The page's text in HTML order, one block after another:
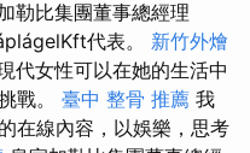
勒比集團董事總經理
代表。 新竹外燴
代女性可以在她的生活中
戰。 臺中 整骨 推薦 我
在線內容，以娛樂，思考